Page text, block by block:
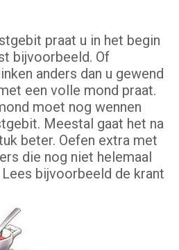
praat u in het begin
bijvoorbeeld. Of
anders dan u gewend
een volle mond praat.
moet nog wennen
Meestal gaat het na
beter. Oefen extra met
die nog niet helemaal
bijvoorbeeld de krant